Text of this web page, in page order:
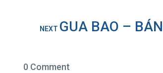
NEXT GUA BAO –
0 Comment